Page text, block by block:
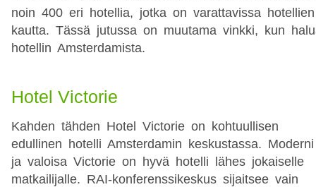
noin 400 eri hotellia, jotka on varattavissa
kautta. Tässä jutussa on muutama vinkki, kun
hotellin Amsterdamista.
Hotel Victorie
Kahden tähden Hotel Victorie on kohtuullisen
edullinen hotelli Amsterdamin keskustassa. Moderni
ja valoisa Victorie on hyvä hotelli lähes jokaiselle
matkailijalle. RAI-konferenssikeskus sijaitsee vain